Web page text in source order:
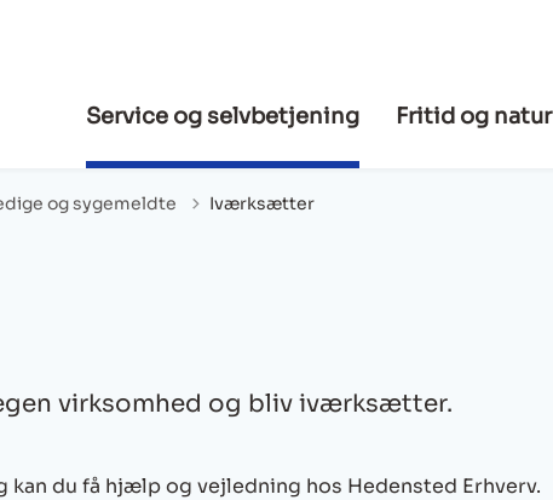
Service og selvbetjening Fritid og natur
og sygemeldte Iværksætter
virksomhed og bliv iværksætter.
du få hjælp og vejledning hos Hedensted Erhverv.